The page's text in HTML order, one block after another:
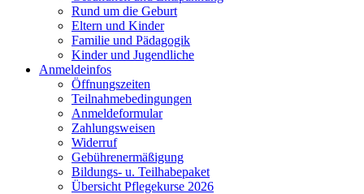
Rund um die Geburt
Eltern und Kinder
Familie und Pädagogik
Kinder und Jugendliche
Anmeldeinfos
Öffnungszeiten
Teilnahmebedingungen
Anmeldeformular
Zahlungsweisen
Widerruf
Gebührenermäßigung
Bildungs- u. Teilhabepaket
Übersicht Pflegekurse 2026